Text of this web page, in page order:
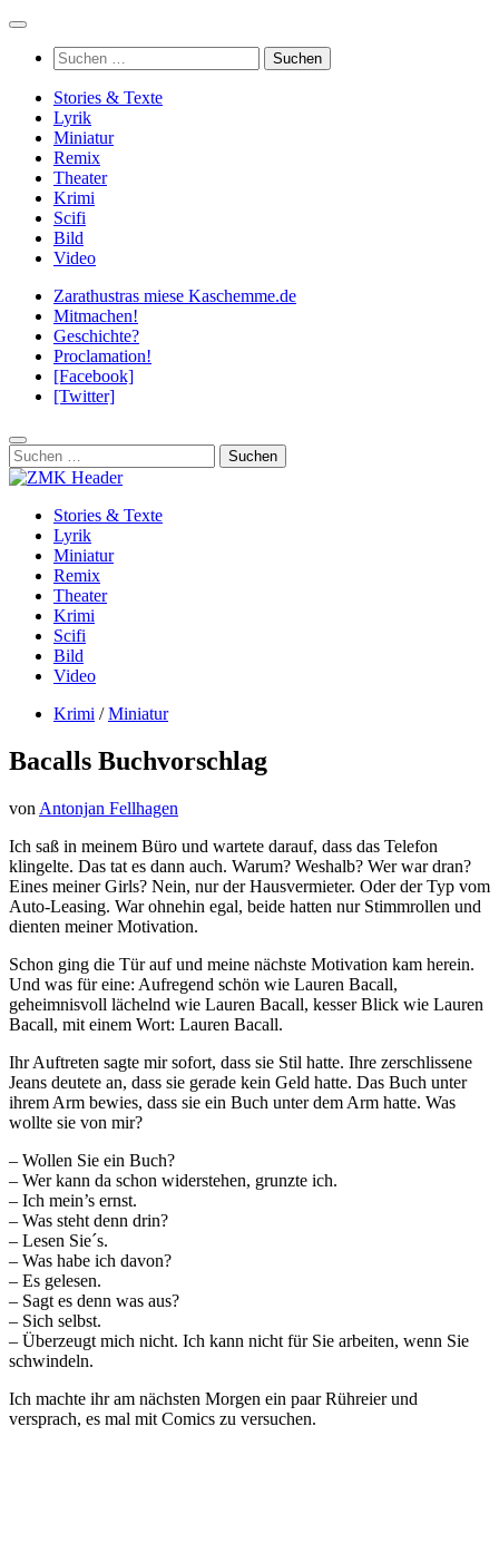
Zum
springenSuchen
nach:
Stories & Texte
Lyrik
Miniatur
Remix
Theater
Krimi
Scifi
Bild
Video
Zarathustras miese Kaschemme.de
Mitmachen!
Geschichte?
Proclamation!
[Facebook]
[Twitter]
Suchen
nach:
Stories & Texte
Lyrik
Miniatur
Remix
Theater
Krimi
Scifi
Bild
Video
Krimi / Miniatur
Bacalls Buchvorschlag
von Antonjan Fellhagen
Ich saß in meinem Büro und wartete darauf, dass das Telefon
klingelte. Das tat es dann auch. Warum? Weshalb? Wer war dran?
Eines meiner Girls? Nein, nur der Hausvermieter. Oder der Typ vom
Auto-Leasing. War ohnehin egal, beide hatten nur Stimmrollen und
dienten meiner Motivation.
Schon ging die Tür auf und meine nächste Motivation kam herein.
Und was für eine: Aufregend schön wie Lauren Bacall,
geheimnisvoll lächelnd wie Lauren Bacall, kesser Blick wie Lauren
Bacall, mit einem Wort: Lauren Bacall.
Ihr Auftreten sagte mir sofort, dass sie Stil hatte. Ihre zerschlissene
Jeans deutete an, dass sie gerade kein Geld hatte. Das Buch unter
ihrem Arm bewies, dass sie ein Buch unter dem Arm hatte. Was
wollte sie von mir?
– Wollen Sie ein Buch?
– Wer kann da schon widerstehen, grunzte ich.
– Ich mein’s ernst.
– Was steht denn drin?
– Lesen Sie´s.
– Was habe ich davon?
– Es gelesen.
– Sagt es denn was aus?
– Sich selbst.
– Überzeugt mich nicht. Ich kann nicht für Sie arbeiten, wenn Sie
schwindeln.
Ich machte ihr am nächsten Morgen ein paar Rühreier und
versprach, es mal mit Comics zu versuchen.